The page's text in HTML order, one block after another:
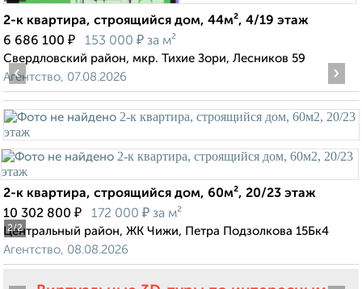
2-к квартира, строящийся дом, 44м², 4/19 этаж
6 686 100 ₽ 153 000 ₽ за м²
Свердловский район, мкр. Тихие Зори, Лесников 59
Агентство, 07.08.2026
2/2
‹ ›
2-к квартира, строящийся дом, 60м², 20/23 этаж
10 302 800 ₽ 172 000 ₽ за м²
Центральный район, ЖК Чижи, Петра Подзолкова 15Бк4
Агентство, 08.08.2026